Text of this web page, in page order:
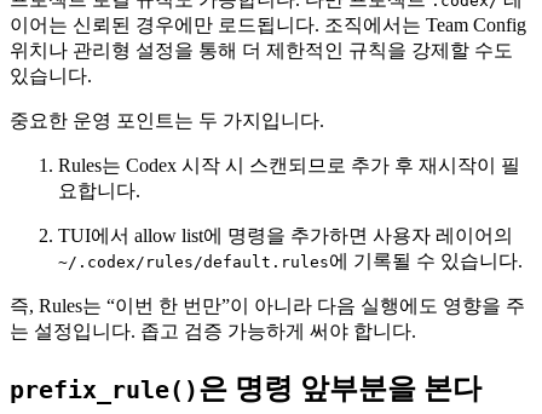
이어는 신뢰된 경우에만 로드됩니다. 조직에서는 Team Config
위치나 관리형 설정을 통해 더 제한적인 규칙을 강제할 수도
있습니다.
중요한 운영 포인트는 두 가지입니다.
Rules는 Codex 시작 시 스캔되므로 추가 후 재시작이 필
요합니다.
TUI에서 allow list에 명령을 추가하면 사용자 레이어의
~/.codex/rules/default.rules에 기록될 수 있습니다.
즉, Rules는 “이번 한 번만”이 아니라 다음 실행에도 영향을 주
는 설정입니다. 좁고 검증 가능하게 써야 합니다.
prefix_rule()은 명령 앞부분을 본다